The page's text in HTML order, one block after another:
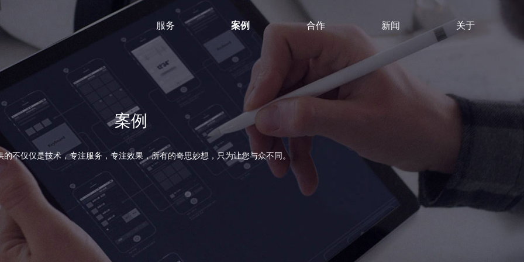
服务
网站建设 新媒体营销 全网营销策划 小程序开发
案例
新媒体运营 全网营销策划 小程序
合作 新闻 关于
案例
的不仅仅是技术，专注服务，专注效果，所有的奇思妙想，只为让您与众不同。